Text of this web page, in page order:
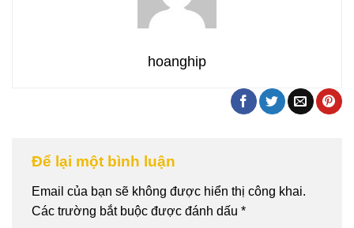
hoanghip
Để lại một bình luận
Email của bạn sẽ không được hiển thị công khai.
Các trường bắt buộc được đánh dấu *